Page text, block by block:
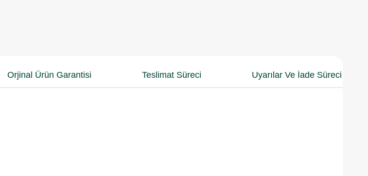
Orjinal Ürün Garantisi Teslimat Süreci Uyarılar Ve İade Süreci